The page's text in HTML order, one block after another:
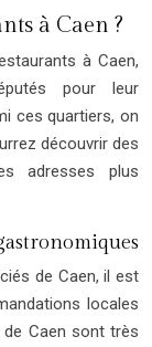
à Caen ?
à Caen,
pour leur
ces quartiers, on
découvrir des
adresses plus
de Caen, il est
locales
Caen sont très